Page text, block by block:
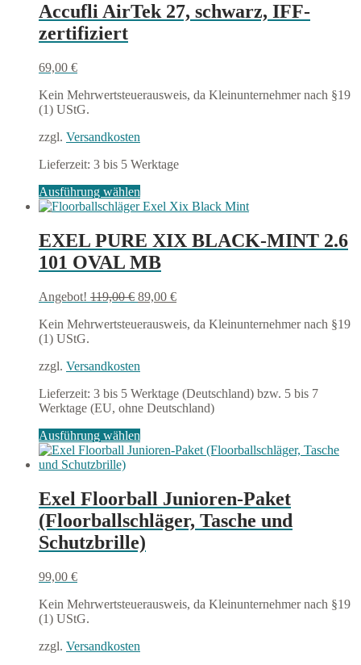
Accufli AirTek 27, schwarz, IFF-
zertifiziert
69,00 €
Kein Mehrwertsteuerausweis, da Kleinunternehmer nach §19
(1) UStG.
zzgl. Versandkosten
Lieferzeit: 3 bis 5 Werktage
Ausführung wählen
Produkt
mehrere
Varianten
auf.
Optionen
können
auf
EXEL PURE XIX BLACK-MINT 2.6
101 OVAL MB
Angebot! 119,00€ Ursprünglicher
war:
89,00 €Aktueller
ist:
Kein Mehrwertsteuerausweis, da Kleinunternehmer nach §19
(1) UStG.
zzgl. Versandkosten
Lieferzeit: 3 bis 5 Werktage (Deutschland) bzw. 5 bis 7
Werktage (EU, ohne Deutschland)
Ausführung wählen
Produkt
Varianten
auf.
Die
Optionen
können
gewählt
Exel Floorball Junioren-Paket
(Floorballschläger, Tasche und
Schutzbrille)
99,00 €
Kein Mehrwertsteuerausweis, da Kleinunternehmer nach §19
(1) UStG.
zzgl. Versandkosten